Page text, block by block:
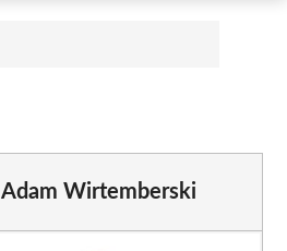
Adam Wirtemberski